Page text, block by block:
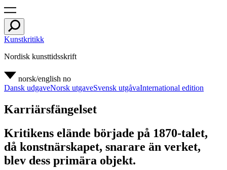
Kunstkritikk
Nordisk kunsttidsskrift
norsk/english no
Dansk udgaveNorsk utgaveSvensk utgåvaInternational edition
Karriärsfängelset
Kritikens elände började på 1870-talet,
då konstnärskapet, snarare än verket,
blev dess primära objekt.